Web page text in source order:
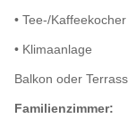
• Tee-/Kaffeekocher
• Klimaanlage
Balkon oder
Familienzimmer: